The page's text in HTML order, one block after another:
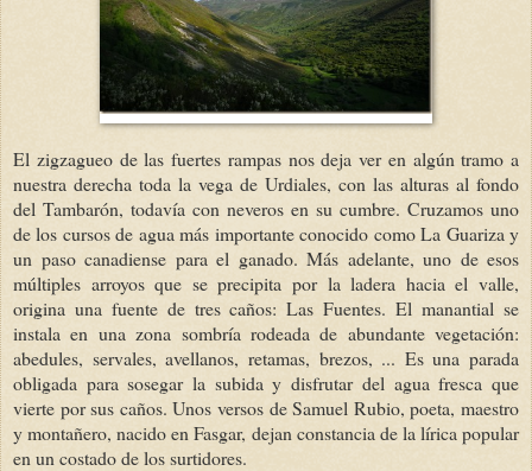
El zigzagueo de las fuertes rampas nos deja ver en algún tramo a
nuestra derecha toda la vega de Urdiales, con las alturas al fondo
del Tambarón, todavía con neveros en su cumbre. Cruzamos uno
de los cursos de agua más importante conocido como La Guariza y
un paso canadiense para el ganado. Más adelante, uno de esos
múltiples arroyos que se precipita por la ladera hacia el valle,
origina una fuente de tres caños: Las Fuentes. El manantial se
instala en una zona sombría rodeada de abundante vegetación:
abedules, servales, avellanos, retamas, brezos, ... Es una parada
obligada para sosegar la subida y disfrutar del agua fresca que
vierte por sus caños. Unos versos de Samuel Rubio, poeta, maestro
y montañero, nacido en Fasgar, dejan constancia de la lírica popular
en un costado de los surtidores.